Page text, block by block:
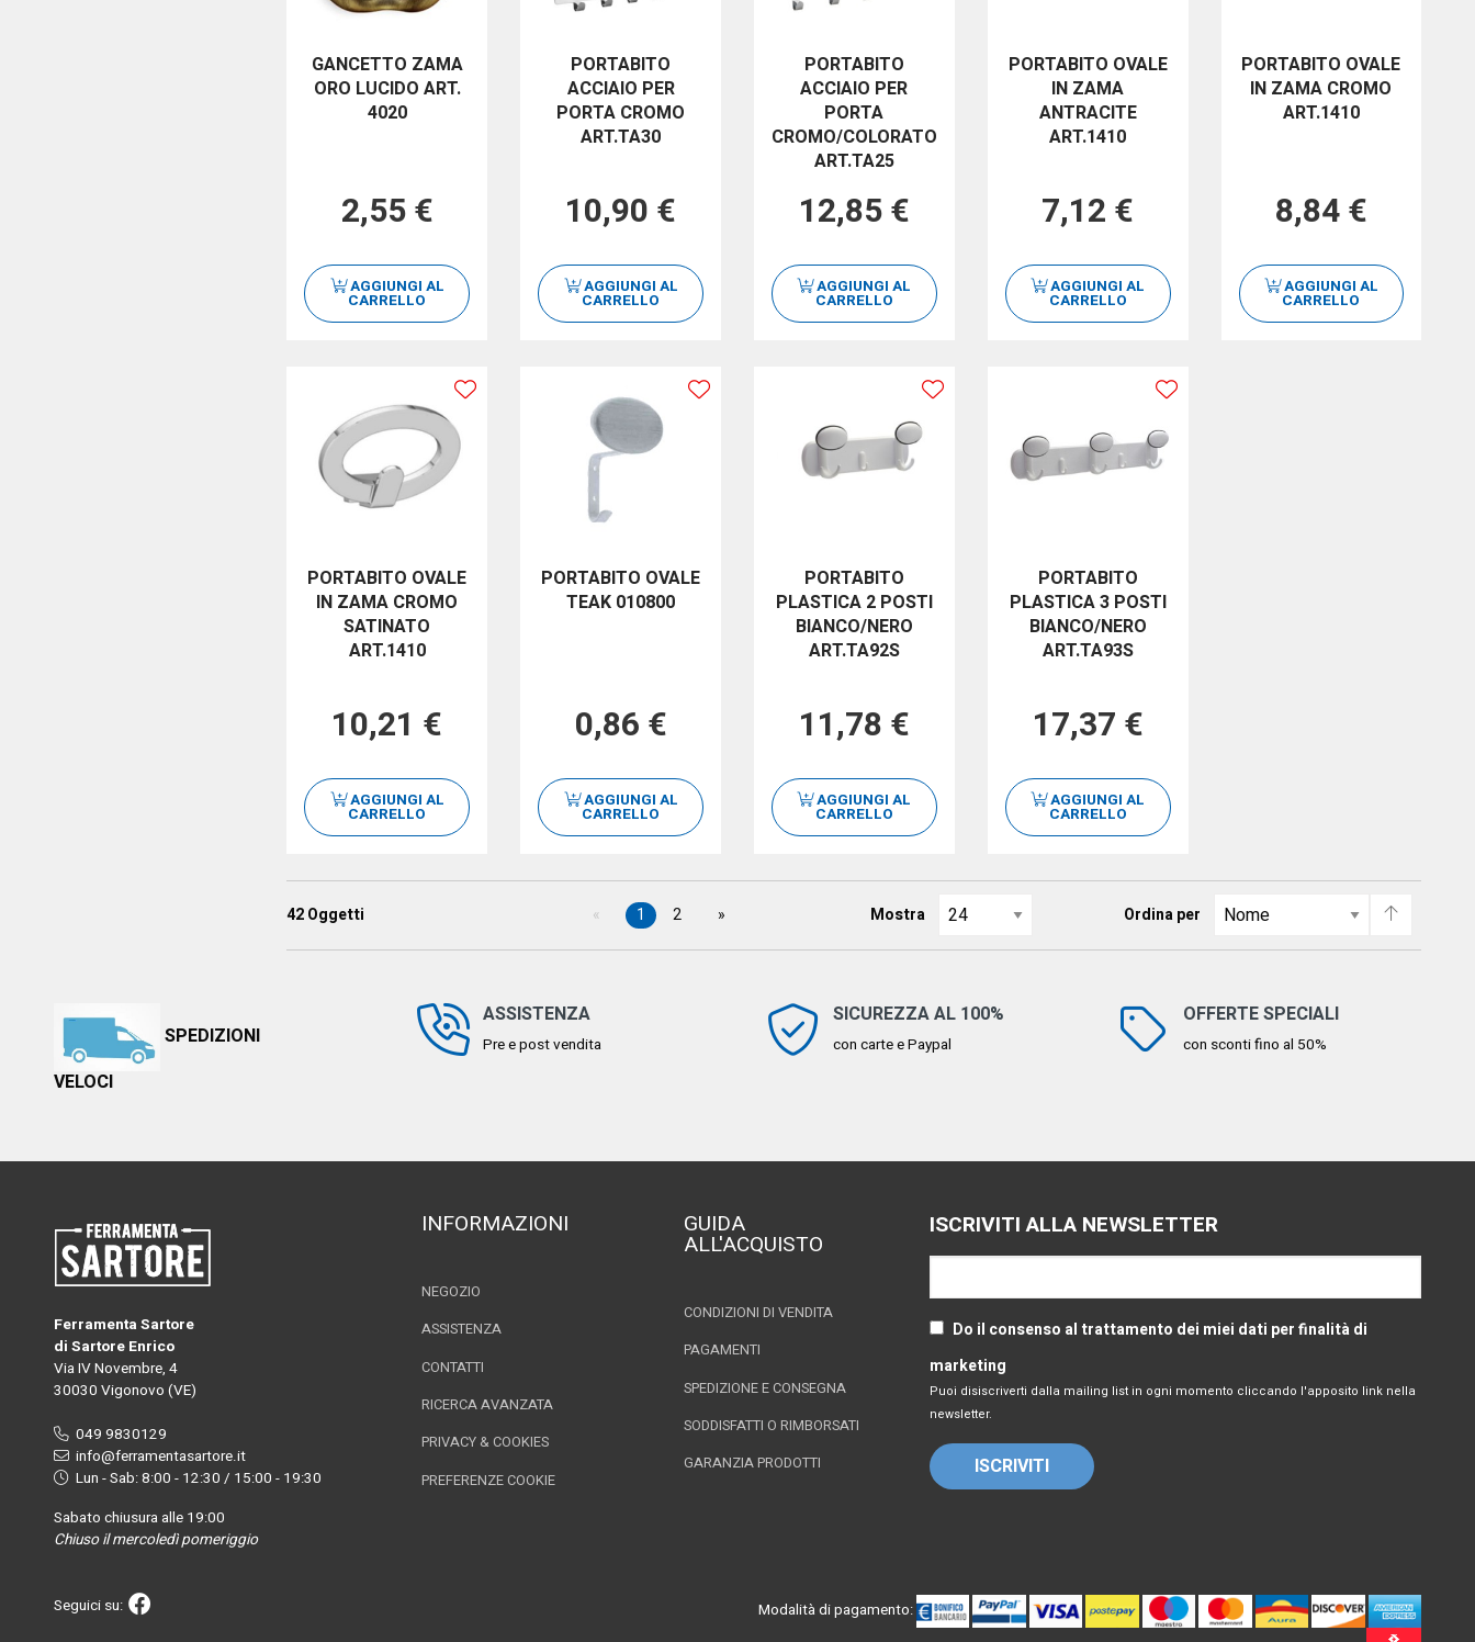
GANCETTO ZAMA
ORO LUCIDO ART.
4020
2,55 €
AGGIUNGI AL
CARRELLO
PORTABITO
ACCIAIO PER
PORTA CROMO
ART.TA30
10,90 €
AGGIUNGI AL
CARRELLO
PORTABITO
ACCIAIO PER
PORTA
CROMO/COLORATO
ART.TA25
12,85 €
AGGIUNGI AL
CARRELLO
PORTABITO OVALE
IN ZAMA
ANTRACITE
ART.1410
7,12 €
AGGIUNGI AL
CARRELLO
PORTABITO OVALE
IN ZAMA CROMO
ART.1410
8,84 €
AGGIUNGI AL
CARRELLO
PORTABITO OVALE
IN ZAMA CROMO
SATINATO
ART.1410
10,21 €
AGGIUNGI AL
CARRELLO
PORTABITO OVALE
TEAK 010800
0,86 €
AGGIUNGI AL
CARRELLO
PORTABITO
PLASTICA 2 POSTI
BIANCO/NERO
ART.TA92S
11,78 €
AGGIUNGI AL
CARRELLO
PORTABITO
PLASTICA 3 POSTI
BIANCO/NERO
ART.TA93S
17,37 €
AGGIUNGI AL
CARRELLO
42Oggetti 1 2 Mostra Ordina per
SPEDIZIONI
VELOCI
ASSISTENZA
Pre e post vendita
SICUREZZA AL 100%
con carte e Paypal
OFFERTE SPECIALI
con sconti fino al 50%
Ferramenta Sartore
di Sartore Enrico
Via IV Novembre, 4
30030 Vigonovo (VE)
049 9830129
info@ferramentasartore.it
Lun - Sab: 8:00 - 12:30 / 15:00 - 19:30
Sabato chiusura alle 19:00
Chiuso il mercoledì pomeriggio
INFORMAZIONI
NEGOZIO
ASSISTENZA
CONTATTI
RICERCA AVANZATA
PRIVACY & COOKIES
PREFERENZE COOKIE
GUIDA
ALL'ACQUISTO
CONDIZIONI DI VENDITA
PAGAMENTI
SPEDIZIONE E CONSEGNA
SODDISFATTI O RIMBORSATI
GARANZIA PRODOTTI
ISCRIVITI ALLA NEWSLETTER
Do il consenso al trattamento dei miei dati per finalità di
marketing
Puoi disiscriverti dalla mailing list in ogni momento cliccando l'apposito link nella
newsletter.
Seguici su: Modalità di pagamento: